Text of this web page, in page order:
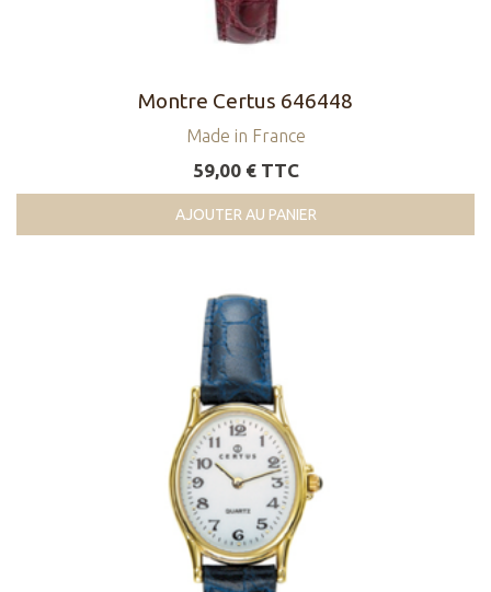
Montre Certus 646448
Made in France
59,00 € TTC
AJOUTER AU PANIER